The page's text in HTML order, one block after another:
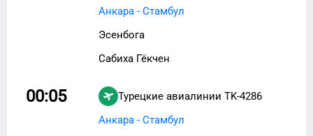
Анкара - Стамбул
Эсенбога
Сабиха Гёкчен
00:05 Турецкие авиалинии TK-4286
Анкара - Стамбул